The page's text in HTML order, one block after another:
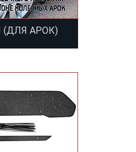
АРОК)